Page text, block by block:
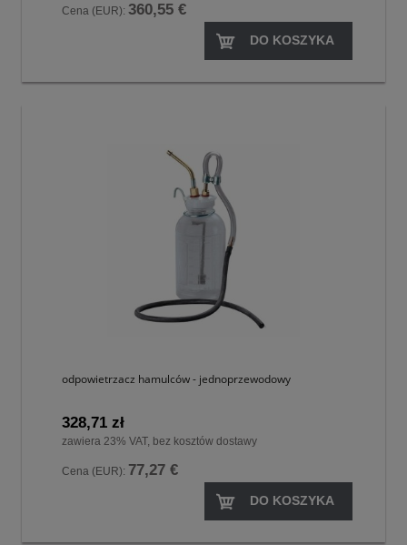
Cena (EUR): 360,55 €
DO KOSZYKA
odpowietrzacz hamulców - jednoprzewodowy
328,71 zł
zawiera 23% VAT, bez kosztów dostawy
Cena (EUR): 77,27 €
DO KOSZYKA